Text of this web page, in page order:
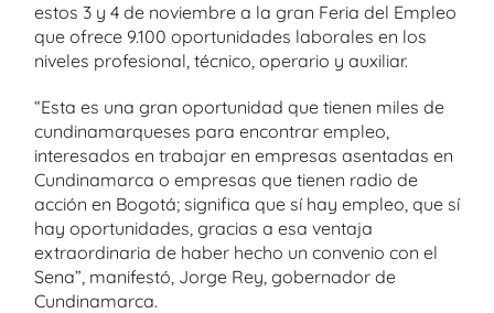
estos 3 y 4 de noviembre a la gran Feria del Empleo
que ofrece 9.100 oportunidades laborales en los
niveles profesional, técnico, operario y auxiliar.
“Esta es una gran oportunidad que tienen miles de
cundinamarqueses para encontrar empleo,
interesados en trabajar en empresas asentadas en
Cundinamarca o empresas que tienen radio de
acción en Bogotá; significa que sí hay empleo, que sí
hay oportunidades, gracias a esa ventaja
extraordinaria de haber hecho un convenio con el
Sena”, manifestó, Jorge Rey, gobernador de
Cundinamarca.